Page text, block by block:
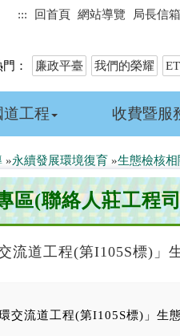
::: 回首頁 網站導覽 局長信箱
門： 廉政平臺 我們的榮耀
道工程 收費暨服
»永續發展環境復育»生態檢核
區(聯絡人莊工程
流道工程(第I105S標)」
交流道工程(第I105S標)」生